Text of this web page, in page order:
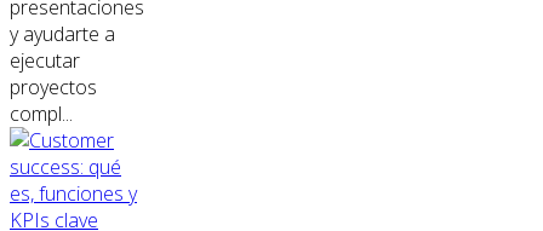
presentaciones
y ayudarte a
ejecutar
proyectos
compl...